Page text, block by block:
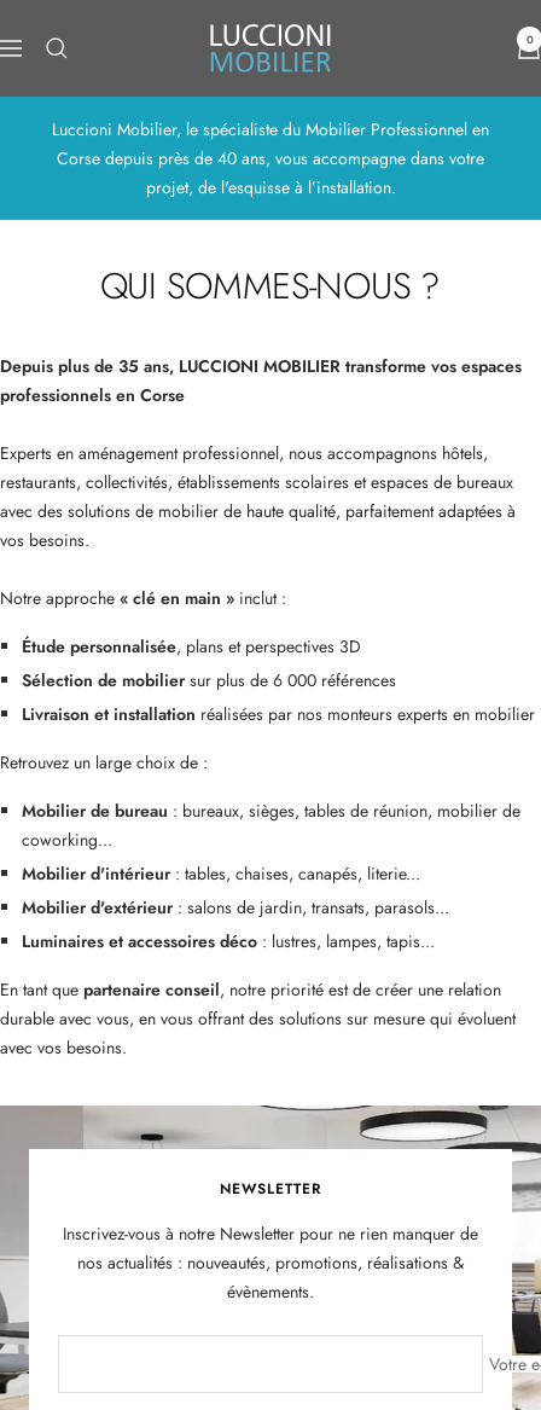
au
Navigation
Luccioni
Mobilier
0
Luccioni Mobilier, le spécialiste du Mobilier Professionnel en
Corse depuis près de 40 ans, vous accompagne dans votre
projet, de l'esquisse à l’installation.
QUI SOMMES-NOUS ?
Depuis plus de 35 ans, LUCCIONI MOBILIER transforme vos espaces
professionnels en Corse
Experts en aménagement professionnel, nous accompagnons hôtels,
restaurants, collectivités, établissements scolaires et espaces de bureaux
avec des solutions de mobilier de haute qualité, parfaitement adaptées à
vos besoins.
Notre approche « clé en main » inclut :
Étude personnalisée, plans et perspectives 3D
Sélection de mobiliersur plus de 6 000 références
Livraison et installation réalisées par nos monteurs experts en mobilier
Retrouvez un large choix de :
Mobilier de bureau : bureaux, sièges, tables de réunion, mobilier de
coworking...
Mobilier d'intérieur: tables, chaises, canapés, literie...
Mobilier d'extérieur: salons de jardin, transats, parasols...
Luminaires et accessoires déco: lustres, lampes, tapis...
En tant que partenaire conseil, notre priorité est de créer une relation
durable avec vous, en vous offrant des solutions sur mesure qui évoluent
avec vos besoins.
NEWSLETTER
Inscrivez-vous à notre Newsletter pour ne rien manquer de
nos actualités : nouveautés, promotions, réalisations &
évènements.
Votre